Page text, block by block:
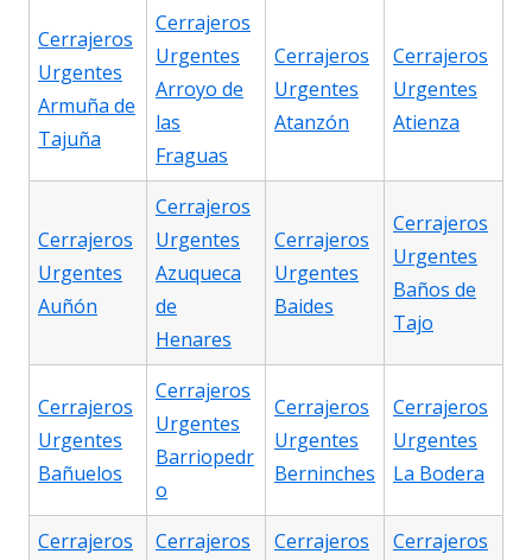
Cerrajeros
Urgentes
Armuña de
Tajuña
Cerrajeros
Urgentes
Arroyo de
las
Fraguas
Cerrajeros
Urgentes
Atanzón
Cerrajeros
Urgentes
Atienza
Cerrajeros
Urgentes
Auñón
Cerrajeros
Urgentes
Azuqueca
de
Henares
Cerrajeros
Urgentes
Baides
Cerrajeros
Urgentes
Baños de
Tajo
Cerrajeros
Urgentes
Bañuelos
Cerrajeros
Urgentes
Barriopedr
o
Cerrajeros
Urgentes
Berninches
Cerrajeros
Urgentes
La Bodera
Cerrajeros
Cerrajeros
Cerrajeros
Cerrajeros